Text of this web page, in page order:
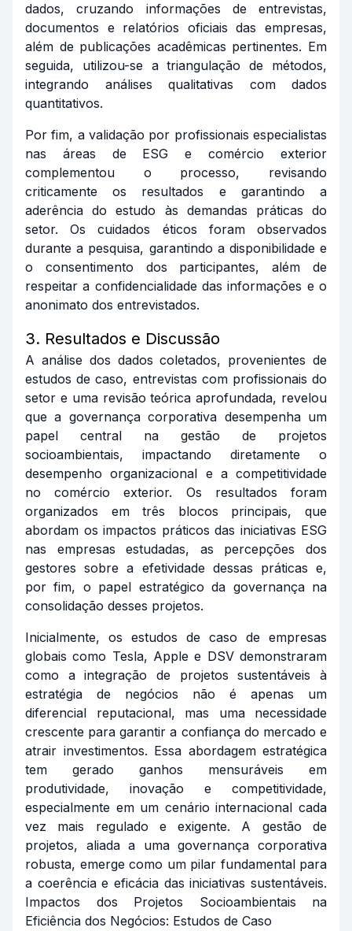
dados, cruzando informações de entrevistas,
documentos e relatórios oficiais das empresas,
além de publicações acadêmicas pertinentes. Em
seguida, utilizou-se a triangulação de métodos,
integrando análises qualitativas com dados
quantitativos.
Por fim, a validação por profissionais especialistas
nas áreas de ESG e comércio exterior
complementou o processo, revisando
criticamente os resultados e garantindo a
aderência do estudo às demandas práticas do
setor. Os cuidados éticos foram observados
durante a pesquisa, garantindo a disponibilidade e
o consentimento dos participantes, além de
respeitar a confidencialidade das informações e o
anonimato dos entrevistados.
3. Resultados e Discussão
A análise dos dados coletados, provenientes de
estudos de caso, entrevistas com profissionais do
setor e uma revisão teórica aprofundada, revelou
que a governança corporativa desempenha um
papel central na gestão de projetos
socioambientais, impactando diretamente o
desempenho organizacional e a competitividade
no comércio exterior. Os resultados foram
organizados em três blocos principais, que
abordam os impactos práticos das iniciativas ESG
nas empresas estudadas, as percepções dos
gestores sobre a efetividade dessas práticas e,
por fim, o papel estratégico da governança na
consolidação desses projetos.
Inicialmente, os estudos de caso de empresas
globais como Tesla, Apple e DSV demonstraram
como a integração de projetos sustentáveis à
estratégia de negócios não é apenas um
diferencial reputacional, mas uma necessidade
crescente para garantir a confiança do mercado e
atrair investimentos. Essa abordagem estratégica
tem gerado ganhos mensuráveis em
produtividade, inovação e competitividade,
especialmente em um cenário internacional cada
vez mais regulado e exigente. A gestão de
projetos, aliada a uma governança corporativa
robusta, emerge como um pilar fundamental para
a coerência e eficácia das iniciativas sustentáveis.
Impactos dos Projetos Socioambientais na
Eficiência dos Negócios: Estudos de Caso